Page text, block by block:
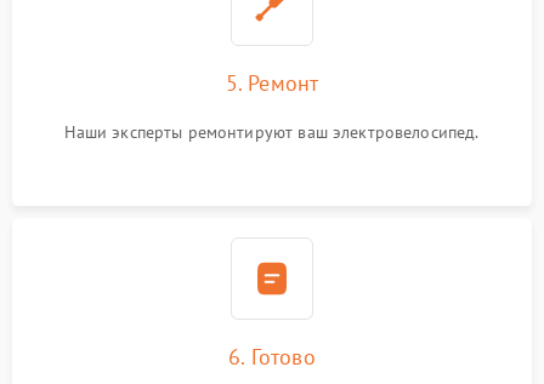
5. Ремонт
Наши эксперты ремонтируют ваш электровелосипед.
6. Готово